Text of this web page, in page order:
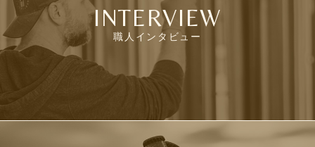
INTERVIEW
職人インタビュー